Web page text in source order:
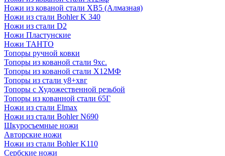
Ножи из кованой стали ХВ5 (Алмазная)
Ножи из стали Bohler K 340
Ножи из стали D2
Ножи Пластунские
Ножи ТАНТО
Топоры ручной ковки
Топоры из кованой стали 9хс.
Топоры из кованой стали Х12МФ
Топоры из стали у8+хвг
Топоры с Художественной резьбой
Топоры из кованной стали 65Г
Ножи из стали Elmax
Ножи из стали Bohler N690
Шкуросъемные ножи
Авторские ножи
Ножи из стали Bohler K110
Сербские ножи